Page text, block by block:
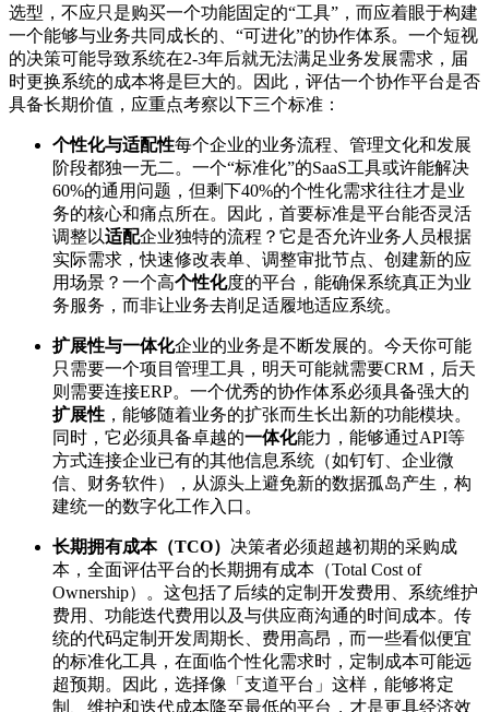
选型，不应只是购买一个功能固定的“工具”，而应着眼于构建
一个能够与业务共同成长的、“可进化”的协作体系。一个短视
的决策可能导致系统在2-3年后就无法满足业务发展需求，届
时更换系统的成本将是巨大的。因此，评估一个协作平台是否
具备长期价值，应重点考察以下三个标准：
个性化与适配性每个企业的业务流程、管理文化和发展
阶段都独一无二。一个“标准化”的SaaS工具或许能解决
60%的通用问题，但剩下40%的个性化需求往往才是业
务的核心和痛点所在。因此，首要标准是平台能否灵活
调整以适配企业独特的流程？它是否允许业务人员根据
实际需求，快速修改表单、调整审批节点、创建新的应
用场景？一个高个性化度的平台，能确保系统真正为业
务服务，而非让业务去削足适履地适应系统。
扩展性与一体化企业的业务是不断发展的。今天你可能
只需要一个项目管理工具，明天可能就需要CRM，后天
则需要连接ERP。一个优秀的协作体系必须具备强大的
扩展性 ，能够随着业务的扩张而生长出新的功能模块。
同时，它必须具备卓越的一体化能力，能够通过API等
方式连接企业已有的其他信息系统（如钉钉、企业微
信、财务软件），从源头上避免新的数据孤岛产生，构
建统一的数字化工作入口。
长期拥有成本（TCO） 决策者必须超越初期的采购成
本，全面评估平台的长期拥有成本（Total Cost of
Ownership）。这包括了后续的定制开发费用、系统维护
费用、功能迭代费用以及与供应商沟通的时间成本。传
统的代码定制开发周期长、费用高昂，而一些看似便宜
的标准化工具，在面临个性化需求时，定制成本可能远
超预期。因此，选择像「支道平台」这样，能够将定
制、维护和迭代成本降至最低的平台，才是更具经济效